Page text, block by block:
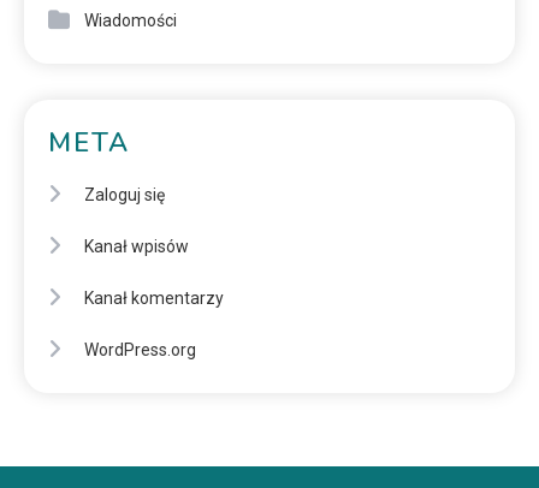
Wiadomości
META
Zaloguj się
Kanał wpisów
Kanał komentarzy
WordPress.org